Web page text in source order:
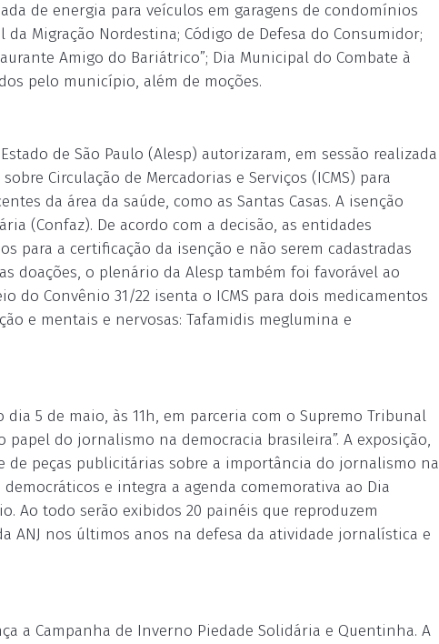
de energia para veículos em garagens de condomínios
Migração Nordestina; Código de Defesa do Consumidor;
Amigo do Bariátrico”; Dia Municipal do Combate à
pelo município, além de moções.
de São Paulo (Alesp) autorizaram, em sessão realizada
Circulação de Mercadorias e Serviços (ICMS) para
da área da saúde, como as Santas Casas. A isenção
(Confaz). De acordo com a decisão, as entidades
para a certificação da isenção e não serem cadastradas
doações, o plenário da Alesp também foi favorável ao
do Convênio 31/22 isenta o ICMS para dois medicamentos
e mentais e nervosas: Tafamidis meglumina e
5 de maio, às 11h, em parceria com o Supremo Tribunal
papel do jornalismo na democracia brasileira”. A exposição,
de peças publicitárias sobre a importância do jornalismo na
e integra a agenda comemorativa ao Dia
Ao todo serão exibidos 20 painéis que reproduzem
ANJ nos últimos anos na defesa da atividade jornalística e
a Campanha de Inverno Piedade Solidária e Quentinha. A